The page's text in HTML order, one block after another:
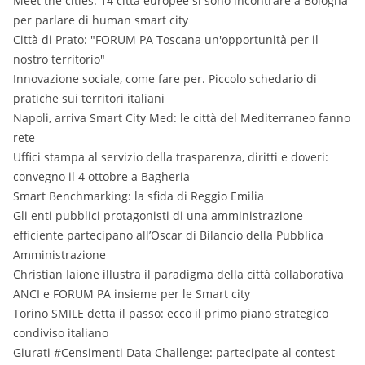
per parlare di human smart city
Città di Prato: "FORUM PA Toscana un'opportunità per il
nostro territorio"
Innovazione sociale, come fare per. Piccolo schedario di
pratiche sui territori italiani
Napoli, arriva Smart City Med: le città del Mediterraneo fanno
rete
Uffici stampa al servizio della trasparenza, diritti e doveri:
convegno il 4 ottobre a Bagheria
Smart Benchmarking: la sfida di Reggio Emilia
Gli enti pubblici protagonisti di una amministrazione
efficiente partecipano all’Oscar di Bilancio della Pubblica
Amministrazione
Christian Iaione illustra il paradigma della città collaborativa
ANCI e FORUM PA insieme per le Smart city
Torino SMILE detta il passo: ecco il primo piano strategico
condiviso italiano
Giurati #Censimenti Data Challenge: partecipate al contest